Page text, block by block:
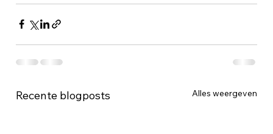
Recente blogposts Alles weergeven